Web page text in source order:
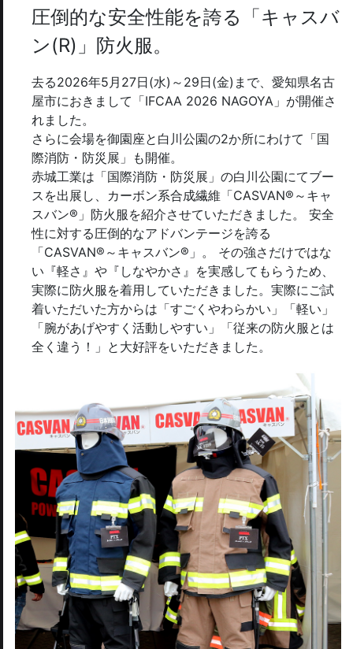
圧倒的な安全性能を誇る「キャスバ
ン(R)」防火服。
去る2026年5月27日(水)～29日(金)まで、愛知県名古
屋市におきまして「IFCAA 2026 NAGOYA」が開催さ
れました。
さらに会場を御園座と白川公園の2か所にわけて「国
際消防・防災展」も開催。
赤城工業は「国際消防・防災展」の白川公園にてブー
スを出展し、カーボン系合成繊維「CASVAN®～キャ
スバン®」防火服を紹介させていただきました。 安全
性に対する圧倒的なアドバンテージを誇る
「CASVAN®～キャスバン®」。 その強さだけではな
い『軽さ』や『しなやかさ』を実感してもらうため、
実際に防火服を着用していただきました。実際にご試
着いただいた方からは「すごくやわらかい」「軽い」
「腕があげやすく活動しやすい」「従来の防火服とは
全く違う！」と大好評をいただきました。